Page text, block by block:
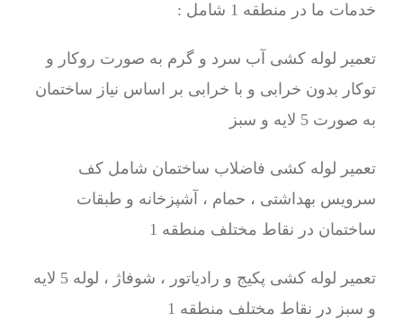
خدمات ما در منطقه 1 شامل :
تعمیر لوله کشی آب سرد و گرم به صورت روکار و
توکار بدون خرابی و با خرابی بر اساس نیاز ساختمان
به صورت 5 لایه و سبز
تعمیر لوله کشی فاضلاب ساختمان شامل کف
سرویس بهداشتی ، حمام ، آشپزخانه و طبقات
ساختمان در نقاط مختلف منطقه 1
تعمیر لوله کشی پکیج و رادیاتور ، شوفاژ ، لوله 5 لایه
و سبز در نقاط مختلف منطقه 1